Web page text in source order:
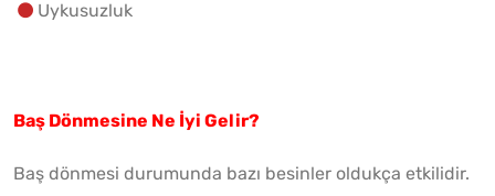
Uykusuzluk
Baş Dönmesine Ne İyi Gelir?
Baş dönmesi durumunda bazı besinler oldukça etkilidir.